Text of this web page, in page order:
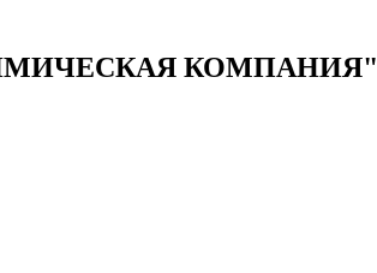
КОМПАНИЯ"